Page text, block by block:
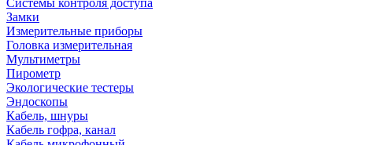
Системы контроля доступа
Замки
Измерительные приборы
Головка измерительная
Мультиметры
Пирометр
Экологические тестеры
Эндоскопы
Кабель, шнуры
Кабель гофра, канал